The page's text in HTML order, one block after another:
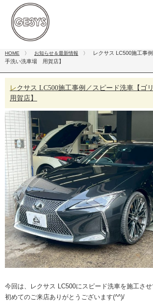
HOME 〉 お知らせ＆最新情報 〉
レクサス LC500施工事
手洗い洗車場 用賀店】
レクサス LC500施工事例／スピード洗車【ゴリラ手洗い洗車場
用賀店】
今回は、レクサス LC500にスピード洗車を施工させ
初めてのご来店ありがとうございます(^^)/